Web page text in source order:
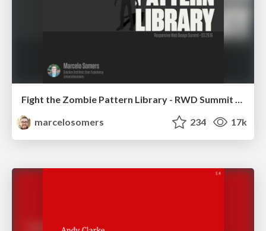
Fight the Zombie Pattern Library - RWD Summit 2016
marcelosomers
234 17k